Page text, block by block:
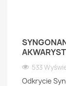
533
Odkrycie